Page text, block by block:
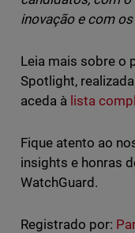
inovação e com
Leia mais sobre o
Spotlight,
aceda à lista
Fique atento ao
insights e honras
WatchGuard.
Registrado por: